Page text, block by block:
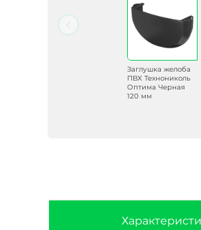
Заглушка желоба
ПВХ Технониколь
Оптима Черная
120 мм